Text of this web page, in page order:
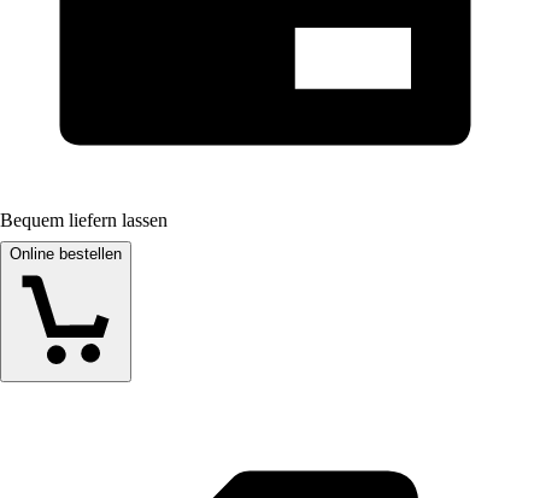
Bequem liefern lassen
Online bestellen